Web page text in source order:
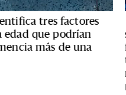
tres factores
edad que podrían
más de una